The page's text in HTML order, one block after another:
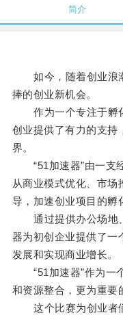
简介
如今，随着创业浪潮
捧的创业新机会。
作为一个专注于孵
创业提供了有力的支持
界。
“51加速器”由一支
从商业模式优化、市场
导，加速创业项目的孵
通过提供办公场地
器为初创企业提供了一
发展和实现商业增长。
“51加速器”作为一
和资源整合，更为重要
这个比赛为创业者